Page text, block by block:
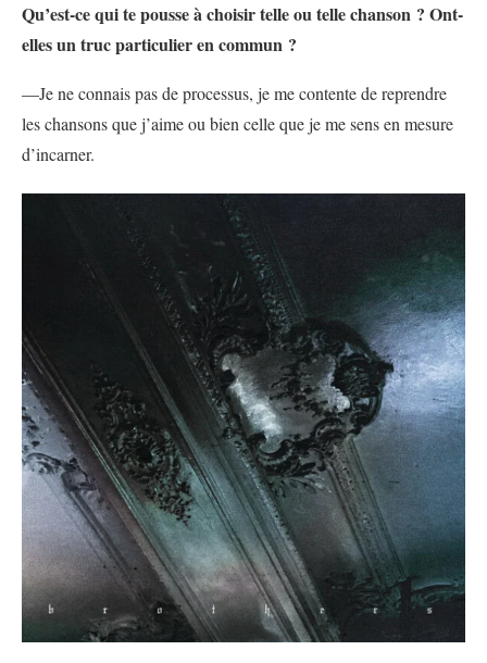
Qu’est-ce qui te pousse à choisir telle ou telle chanson ? Ont-
elles un truc particulier en commun ?
—Je ne connais pas de processus, je me contente de reprendre
les chansons que j’aime ou bien celle que je me sens en mesure
d’incarner.